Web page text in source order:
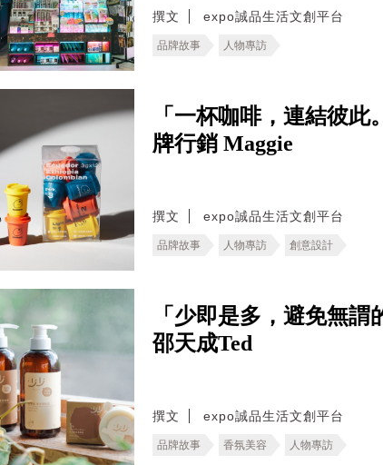
撰文 expo誠品生活文創平台
品牌故事 人物專訪
「一杯咖啡，連結彼
牌行銷 Maggie
撰文 expo誠品生活文創平台
品牌故事 人物專訪 創意設計
「少即是多，避免無
邵天成Ted
撰文 expo誠品生活文創平台
品牌故事 香氛美容 人物專訪